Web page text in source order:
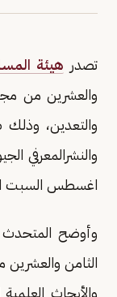
تصدر هيئة
والعشرين من
والتعدين،
اغسطس السبت
وأوضح المتحدث
الثامن
والأبحاث